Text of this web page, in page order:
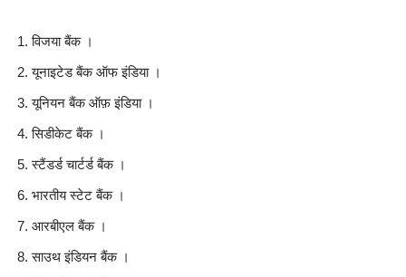
विजया बैंक ।
यूनाइटेड बैंक ऑफ इंडिया ।
यूनियन बैंक ऑफ़ इंडिया ।
सिडीकेट बैंक ।
स्टैंडर्ड चार्टर्ड बैंक ।
भारतीय स्टेट बैंक ।
आरबीएल बैंक ।
साउथ इंडियन बैंक ।